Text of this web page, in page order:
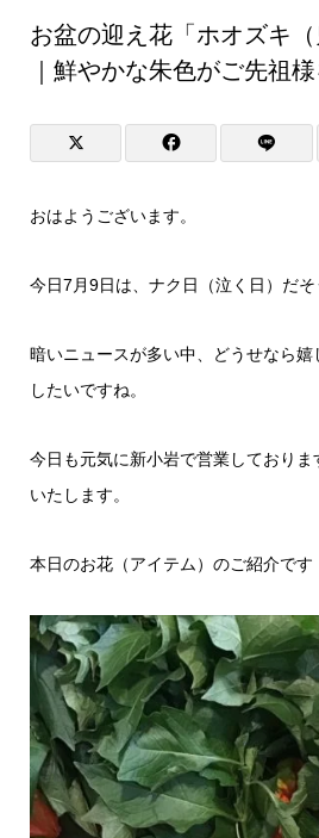
お盆の迎え花「ホオズキ
｜鮮やかな朱色がご先祖
おはようございます。
今日7月9日は、ナク日（泣く日）だそ
暗いニュースが多い中、どうせなら
したいですね。
今日も元気に新小岩で営業しており
いたします。
本日のお花（アイテム）のご紹介です